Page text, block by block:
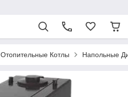
Отопительные Котлы Напольные